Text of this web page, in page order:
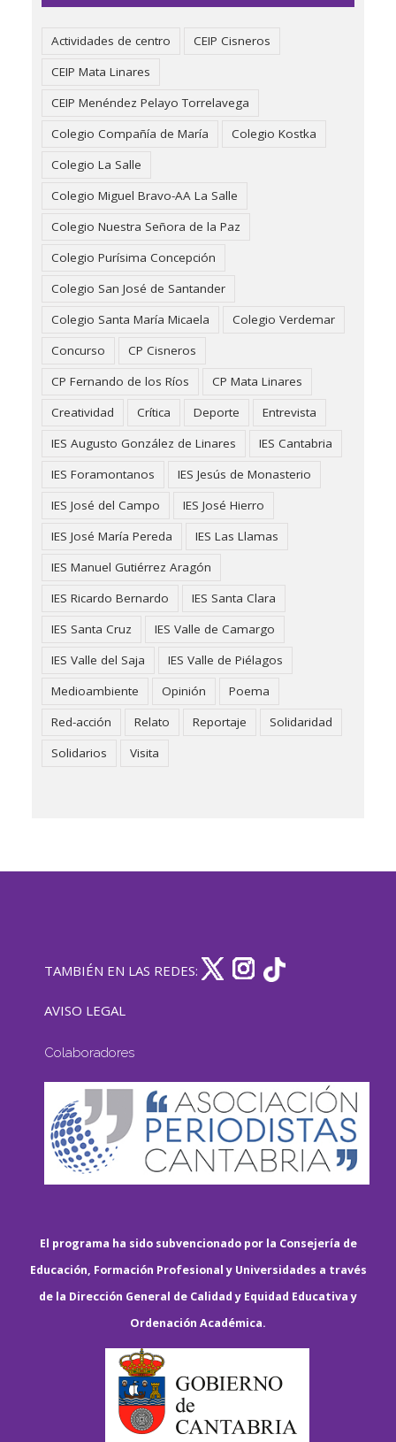
Actividades de centro
CEIP Cisneros
CEIP Mata Linares
CEIP Menéndez Pelayo Torrelavega
Colegio Compañía de María
Colegio Kostka
Colegio La Salle
Colegio Miguel Bravo-AA La Salle
Colegio Nuestra Señora de la Paz
Colegio Purísima Concepción
Colegio San José de Santander
Colegio Santa María Micaela
Colegio Verdemar
Concurso
CP Cisneros
CP Fernando de los Ríos
CP Mata Linares
Creatividad
Crítica Deporte
Entrevista
IES Augusto González de Linares
IES Cantabria
IES Foramontanos
IES Jesús de Monasterio
IES José del Campo
IES José Hierro
IES José María Pereda
IES Las Llamas
IES Manuel Gutiérrez Aragón
IES Ricardo Bernardo
IES Santa Clara
IES Santa Cruz
IES Valle de Camargo
IES Valle del Saja
IES Valle de Piélagos
Medioambiente
Opinión
Poema
Red-acción
Relato Reportaje
Solidaridad
Solidarios
Visita
TAMBIÉN EN LAS REDES:
AVISO LEGAL
Colaboradores
El programa ha sido subvencionado por la Consejería de
Educación, Formación Profesional y Universidades a través
de la Dirección General de Calidad y Equidad Educativa y
Ordenación Académica.